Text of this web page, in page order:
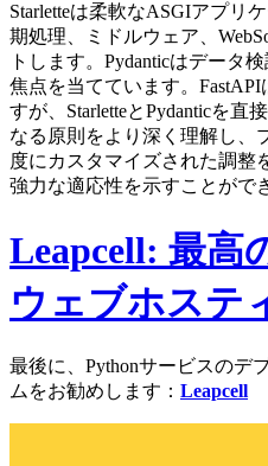
Starletteは柔軟なASGIアプリ
期処理、ミドルウェア、
トします。Pydanticはデータ
焦点を当てています。
すが、StarletteとPydanticを直
なる原則をより深く理解し、
度にカスタマイズされた調整
強力な適応性を示すことがで
Leapcell: 最高
ウェブホステ
最後に、Pythonサービスのデ
ムをお勧めします： Leapcell